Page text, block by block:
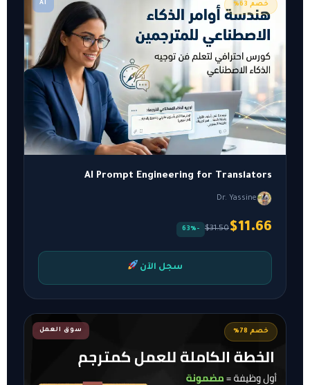
خصم 63% AI
AI Prompt Engineering for Translators
Dr. Yassine
$11.66
$31.50
-63%
سجل الآن
خصم 78% سوق العمل